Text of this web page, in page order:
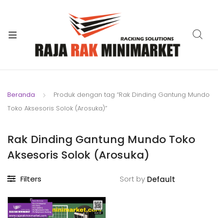
Beranda
Produk dengan tag “Rak Dinding Gantung Mundo
Toko Aksesoris Solok (Arosuka)”
Rak Dinding Gantung Mundo Toko
Aksesoris Solok (Arosuka)
Filters Sort by